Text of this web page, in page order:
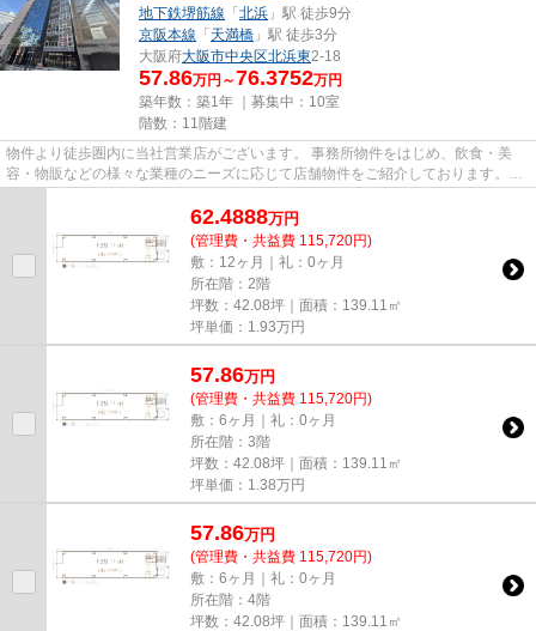
地下鉄堺筋線 「北浜 」駅 徒歩9分
京阪本線 「天満橋 」駅 徒歩3分
大阪府大阪市中央区北浜東2-18
57.86万円～76.3752万円
築年数：築1年 ｜募集中： 10室
階数：11階建
物件より徒歩圏内に当社営業店がございます。 事務所物件をはじめ、飲食・美
容・物販などの様々な業種のニーズに応じて店舗物件をご紹介しております。
尚、弊社ではおとり広告は一切...
62.4888万円
(管理費・共益費 115,720円)
敷：12ヶ月｜礼：0ヶ月
所在階：2階
坪数：42.08坪｜面積：139.11㎡
坪単価： 1.93万円
57.86万円
(管理費・共益費 115,720円)
敷：6ヶ月｜礼：0ヶ月
所在階：3階
坪数：42.08坪｜面積：139.11㎡
坪単価： 1.38万円
57.86万円
(管理費・共益費 115,720円)
敷：6ヶ月｜礼：0ヶ月
所在階：4階
坪数：42.08坪｜面積：139.11㎡